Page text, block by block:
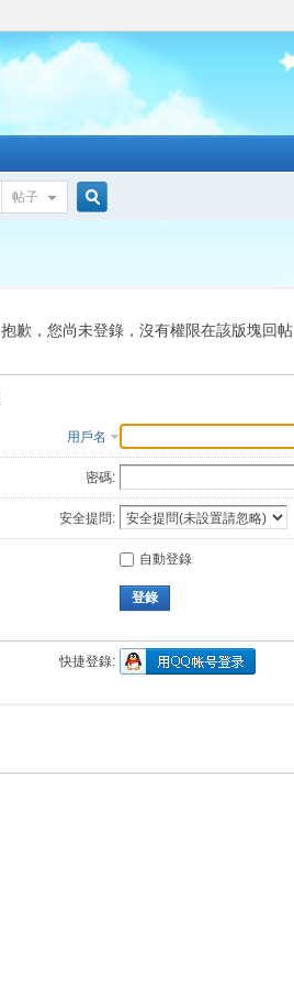
帖子
索
抱歉，您尚未登錄，沒有權限在該版塊回帖
用戶名
密碼:
安全提問:
自動登錄
登錄
快捷登錄: